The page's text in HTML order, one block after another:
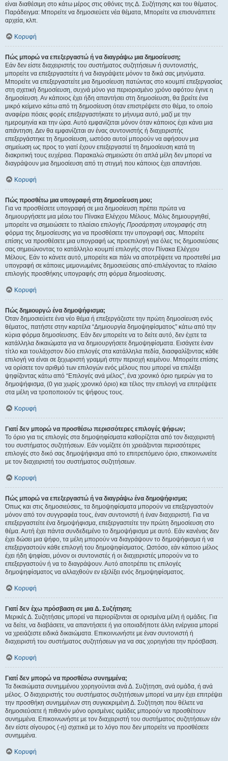
είναι διαθέσιμη στο κάτω μέρος στις οθόνες της Δ. Συζήτησης και του θέματος.
Παράδειγμα: Μπορείτε να δημοσιεύετε νέα θέματα, Μπορείτε να επισυνάπτετε
αρχεία, κλπ.
Κορυφή
Πώς μπορώ να επεξεργαστώ ή να διαγράψω μια δημοσίευση;
Εάν δεν είστε διαχειριστής του συστήματος συζητήσεων ή συντονιστής,
μπορείτε να επεξεργαστείτε ή να διαγράψετε μόνον τα δικά σας μηνύματα.
Μπορείτε να επεξεργαστείτε μια δημοσίευση πατώντας στο κουμπί επεξεργασίας
στη σχετική δημοσίευση, συχνά μόνο για περιορισμένο χρόνο αφότου έγινε η
δημοσίευση. Αν κάποιος έχει ήδη απαντήσει στη δημοσίευση, θα βρείτε ένα
μικρό κείμενο κάτω από τη δημοσίευση όταν επιστρέψετε στο θέμα, το οποίο
αναφέρει πόσες φορές επεξεργαστήκατε το μήνυμα αυτό, μαζί με την
ημερομηνία και την ώρα. Αυτό εμφανίζεται μόνον όταν κάποιος έχει κάνει μια
απάντηση. Δεν θα εμφανίζεται αν ένας συντονιστής ή διαχειριστής
επεξεργάστηκε τη δημοσίευση, ωστόσο αυτοί μπορούν να αφήσουν μια
σημείωση ως προς το γιατί έχουν επεξεργαστεί τη δημοσίευση κατά τη
διακριτική τους ευχέρεια. Παρακαλώ σημειώστε ότι απλά μέλη δεν μπορεί να
διαγράψουν μια δημοσίευση από τη στιγμή που κάποιος έχει απαντήσει.
Κορυφή
Πώς προσθέτω μια υπογραφή στη δημοσίευση μου;
Για να προσθέσετε υπογραφή σε μια δημοσίευση πρέπει πρώτα να
δημιουργήσετε μια μέσω του Πίνακα Ελέγχου Μέλους. Μόλις δημιουργηθεί,
μπορείτε να σημειώσετε το πλαίσιο επιλογής Προσάρτηση υπογραφής στη
φόρμα της δημοσίευσης για να προσθέσετε την υπογραφή σας. Μπορείτε
επίσης να προσθέσετε μια υπογραφή ως προεπιλογή για όλες τις δημοσιεύσεις
σας σημειώνοντας το κατάλληλο κουμπί επιλογής στον Πίνακα Ελέγχου
Μέλους. Εάν το κάνετε αυτό, μπορείτε και πάλι να αποτρέψετε να προστεθεί μια
υπογραφή σε κάποιες μεμονωμένες δημοσιεύσεις από-επιλέγοντας το πλαίσιο
επιλογής προσθήκης υπογραφής στη φόρμα δημοσίευσης.
Κορυφή
Πώς δημιουργώ ένα δημοψήφισμα;
Όταν δημοσιεύετε ένα νέο θέμα ή επεξεργάζεστε την πρώτη δημοσίευση ενός
θέματος, πατήστε στην καρτέλα “Δημιουργία δημοψηφίσματος” κάτω από την
κύρια φόρμα δημοσίευσης. Εάν δεν μπορείτε να το δείτε αυτό, δεν έχετε τα
κατάλληλα δικαιώματα για να δημιουργήσετε δημοψηφίσματα. Εισάγετε έναν
τίτλο και τουλάχιστον δύο επιλογές στα κατάλληλα πεδία, διασφαλίζοντας κάθε
επιλογή να είναι σε ξεχωριστή γραμμή στην περιοχή κειμένου. Μπορείτε επίσης
να ορίσετε τον αριθμό των επιλογών ενός μέλους που μπορεί να επιλέξει
ψηφίζοντας κάτω από “Επιλογές ανά μέλος”, ένα χρονικό όριο ημερών για το
δημοψήφισμα, (0 για χωρίς χρονικό όριο) και τέλος την επιλογή να επιτρέψετε
στα μέλη να τροποποιούν τις ψήφους τους.
Κορυφή
Γιατί δεν μπορώ να προσθέσω περισσότερες επιλογές ψήφων;
Το όριο για τις επιλογές στα δημοψηφίσματα καθορίζεται από τον διαχειριστή
του συστήματος συζητήσεων. Εάν νομίζετε ότι χρειάζονται περισσότερες
επιλογές στο δικό σας δημοψήφισμα από το επιτρεπόμενο όριο, επικοινωνείτε
με τον διαχειριστή του συστήματος συζητήσεων.
Κορυφή
Πώς μπορώ να επεξεργαστώ ή να διαγράψω ένα δημοψήφισμα;
Όπως και στις δημοσιεύσεις, τα δημοψηφίσματα μπορούν να επεξεργαστούν
μόνον από τον συγγραφέα τους, έναν συντονιστή ή έναν διαχειριστή. Για να
επεξεργαστείτε ένα δημοψήφισμα, επεξεργαστείτε την πρώτη δημοσίευση στο
θέμα. Αυτή έχει πάντα συνδεδεμένο το δημοψήφισμα με αυτό. Εάν κανένας δεν
έχει δώσει μια ψήφο, τα μέλη μπορούν να διαγράψουν το δημοψήφισμα ή να
επεξεργαστούν κάθε επιλογή του δημοψηφίσματος. Ωστόσο, εάν κάποιο μέλος
έχει ήδη ψηφίσει, μόνον οι συντονιστές ή οι διαχειριστές μπορούν να το
επεξεργαστούν ή να το διαγράψουν. Αυτό αποτρέπει τις επιλογές
δημοψηφίσματος να αλλαχθούν εν εξελίξει ενός δημοψηφίσματος.
Κορυφή
Γιατί δεν έχω πρόσβαση σε μια Δ. Συζήτηση;
Μερικές Δ. Συζητήσεις μπορεί να περιορίζονται σε ορισμένα μέλη ή ομάδες. Για
να δείτε, να διαβάσετε, να απαντήσετε ή για οποιαδήποτε άλλη ενέργεια μπορεί
να χρειάζεστε ειδικά δικαιώματα. Επικοινωνήστε με έναν συντονιστή ή
διαχειριστή του συστήματος συζητήσεων για να σας χορηγήσει την πρόσβαση.
Κορυφή
Γιατί δεν μπορώ να προσθέσω συνημμένα;
Τα δικαιώματα συνημμένου χορηγούνται ανά Δ. Συζήτηση, ανά ομάδα, ή ανά
μέλος. Ο διαχειριστής του συστήματος συζητήσεων μπορεί να μην έχει επιτρέψει
την προσθήκη συνημμένων στη συγκεκριμένη Δ. Συζήτηση που θέλετε να
δημοσιεύσετε ή πιθανόν μόνο ορισμένες ομάδες μπορούν να προσθέτουν
συνημμένα. Επικοινωνήστε με τον διαχειριστή του συστήματος συζητήσεων εάν
δεν είστε σίγουρος (-η) σχετικά με το λόγο που δεν μπορείτε να προσθέσετε
συνημμένα.
Κορυφή